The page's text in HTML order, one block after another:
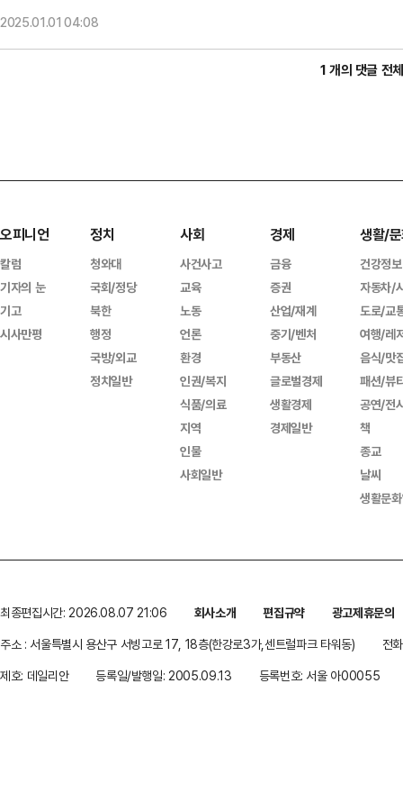
2025.01.0104:08
1 개의 댓글 전
오피니언
칼럼
기자의 눈
기고
시사만평
정치
청와대
국회/정당
북한
행정
국방/외교
정치일반
사회
사건사고
교육
노동
언론
환경
인권/복지
식품/의료
지역
인물
사회일반
경제
금융
증권
산업/재계
중기/벤처
부동산
글로벌경제
생활경제
경제일반
생활/
건강정보
자동차/
도로/교
여행/레
음식/맛
패션/뷰
공연/전
책
종교
날씨
생활문
최종편집시간: 2026.08.07 21:06 회사소개 편집규약
광고제휴문의
주소 : 서울특별시 용산구 서빙고로 17, 18층(한강로3가,센트럴파크 타워동)
전
제호: 데일리안
등록일/발행일: 2005.09.13 등록번호: 서울 아00055